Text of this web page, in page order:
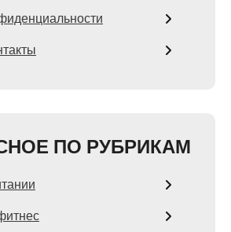
ПО РУБРИКАМ